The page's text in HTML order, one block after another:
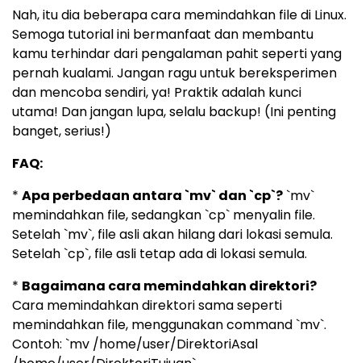
Nah, itu dia beberapa cara memindahkan file di Linux.
Semoga tutorial ini bermanfaat dan membantu
kamu terhindar dari pengalaman pahit seperti yang
pernah kualami. Jangan ragu untuk bereksperimen
dan mencoba sendiri, ya! Praktik adalah kunci
utama! Dan jangan lupa, selalu backup! (Ini penting
banget, serius!)
FAQ:
* Apa perbedaan antara `mv` dan `cp`? `mv`
memindahkan file, sedangkan `cp` menyalin file.
Setelah `mv`, file asli akan hilang dari lokasi semula.
Setelah `cp`, file asli tetap ada di lokasi semula.
* Bagaimana cara memindahkan direktori?
Cara memindahkan direktori sama seperti
memindahkan file, menggunakan command `mv`.
Contoh: `mv /home/user/DirektoriAsal